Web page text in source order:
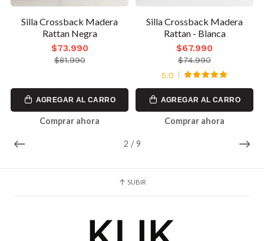
2 / 9
Silla Crossback Madera
Rattan Negra
$73.990
$81.990
AGREGAR AL CARRO
Comprar ahora
Silla Crossback Madera
Rattan - Blanca
$67.990
$74.990
5.0
AGREGAR AL CARRO
Comprar ahora
SUBIR